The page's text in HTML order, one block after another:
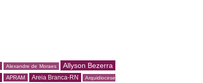
Alexandre de Moraes
Allyson Bezerra
APRAM Areia Branca-RN
Arquidiocese